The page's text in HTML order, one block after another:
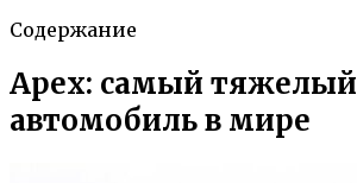
Содержание
Apex: самый тяжелый
автомобиль в мире